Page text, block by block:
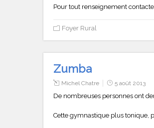
Pour tout renseignement
Foyer Rural
Zumba
Michel Chatre 5 août 2013
De nombreuses personnes ont
Cette gymnastique plus tonique,